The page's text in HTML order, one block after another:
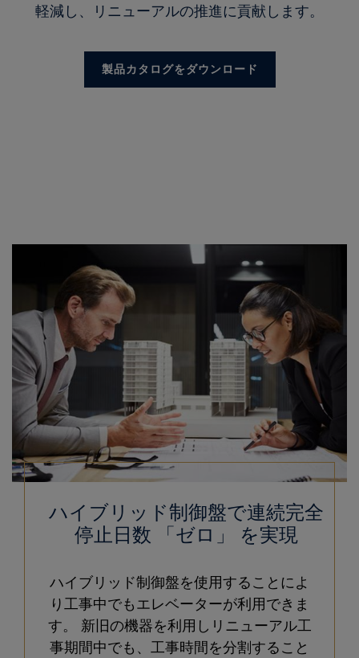
軽減し、リニューアルの推進に貢献します。
製品カタログをダウンロード
ハイブリッド制御盤で連続完全
停止日数 「ゼロ」 を実現
ハイブリッド制御盤を使用することによ
り工事中でもエレベーターが利用できま
す。 新旧の機器を利用しリニューアル工
事期間中でも、工事時間を分割すること